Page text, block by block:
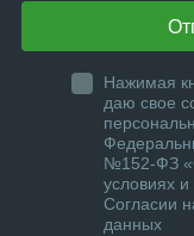
Нажимая
даю свое
№152-ФЗ
условиях
Согласии
данных